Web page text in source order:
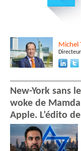
Michel
New-York sans
woke de
Apple. L’édito